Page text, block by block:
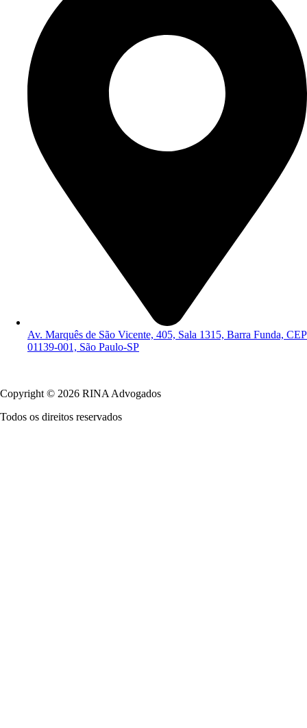
Av. Marquês de São Vicente, 405, Sala 1315, Barra Funda, CEP
01139-001, São Paulo-SP
Copyright © 2026 RINA Advogados
Todos os direitos reservados